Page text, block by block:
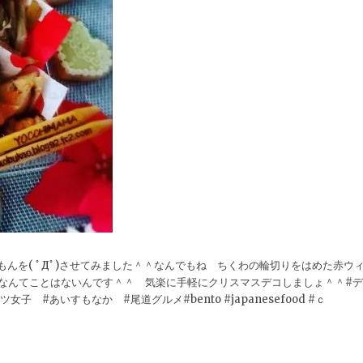
んを( ﾟДﾟ)させてみました＾＾なんでもね ちくわの輪切りをはめた赤ウ
んてことはないんです＾＾ 気楽に手軽にクリスマスデコしましょ＾＾#デ
子 #あいすもなか #尾道グルメ#bento #japanesefood #ｃ